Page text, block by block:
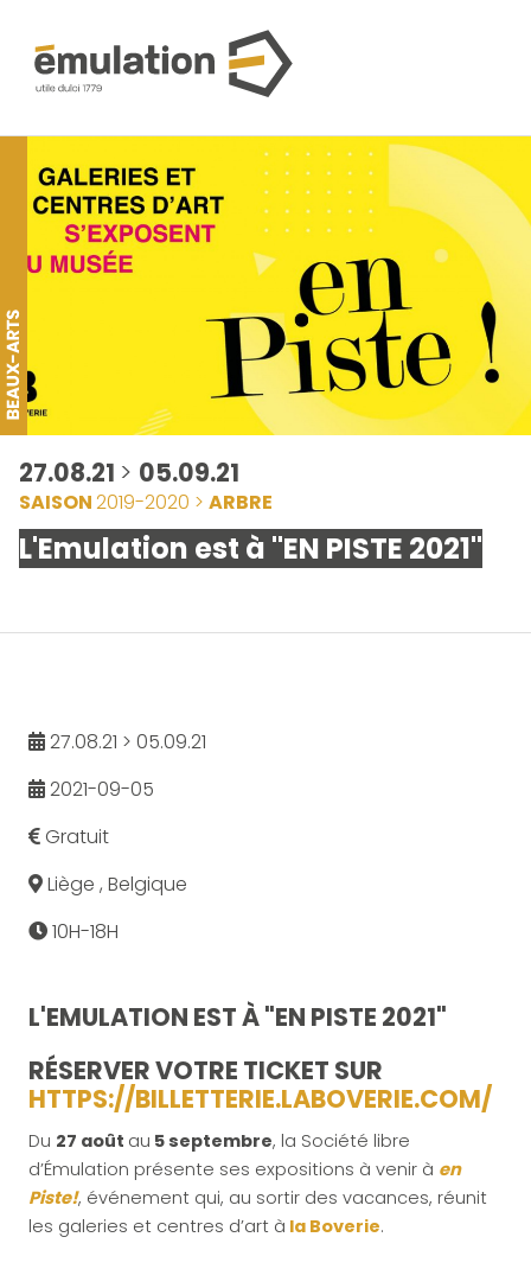
27.08.21 > 05.09.21
SAISON2019-2020 > ARBRE
L'Emulation est à "EN PISTE 2021"
27.08.21 > 05.09.21
2021-09-05
Gratuit
Liège , Belgique
10H-18H
L'EMULATION EST À "EN PISTE 2021"
RÉSERVER VOTRE TICKET SUR
HTTPS://BILLETTERIE.LABOVERIE.COM/
Du 27 août au 5 septembre, la Société libre
d’Émulation présente ses expositions à venir à en
Piste!, événement qui, au sortir des vacances, réunit
les galeries et centres d’art à la Boverie.